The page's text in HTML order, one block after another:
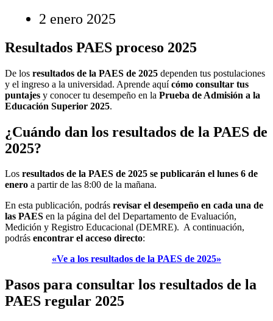
2 enero 2025
Resultados PAES proceso 2025
De los resultados de la PAES de 2025 dependen tus postulaciones
y el ingreso a la universidad. Aprende aquícómo consultar tus
puntajes y conocer tu desempeño en la Prueba de Admisión a la
Educación Superior 2025.
¿Cuándo dan los resultados de la PAES de
2025?
Los resultados de la PAES de 2025 se publicarán el lunes 6 de
enero a partir de las 8:00 de la mañana.
En esta publicación, podrás revisar el desempeño en cada una de
las PAES en la página del del Departamento de Evaluación,
Medición y Registro Educacional (DEMRE). A continuación,
podrás encontrar el acceso directo:
«Ve a los resultados de la PAES de 2025»
Pasos para consultar los resultados de la
PAES regular 2025